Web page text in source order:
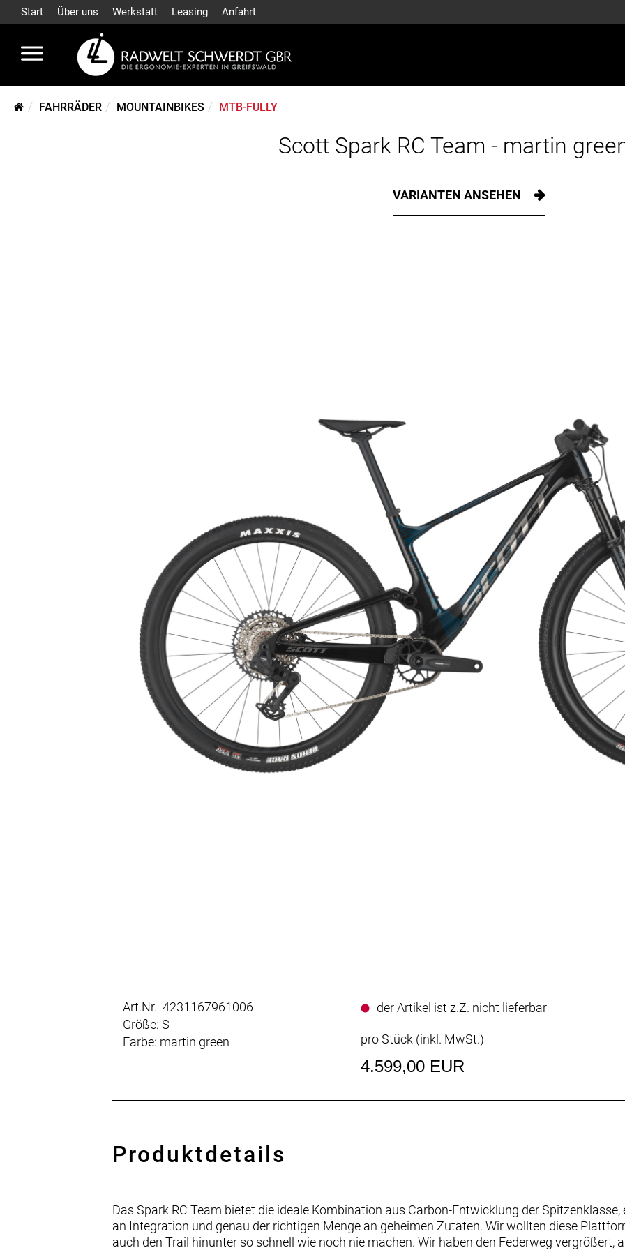
Start Über uns Werkstatt Leasing Anfahrt
FAHRRÄDER MOUNTAINBIKES MTB-FULLY
Scott Spark RC Team - martin
VARIANTEN ANSEHEN
Art.Nr. 4231167961006
Größe: S
Farbe: martin green
der Artikel ist z.Z. nicht lieferbar
pro Stück (inkl. MwSt.)
4.599,00 EUR
Produktdetails
Das Spark RC Team bietet die ideale Kombination aus Carbon-Entwicklung der
an Integration und genau der richtigen Menge an geheimen Zutaten. Wir wollten diese
auch den Trail hinunter so schnell wie noch nie machen. Wir haben den Federweg vergrößert,